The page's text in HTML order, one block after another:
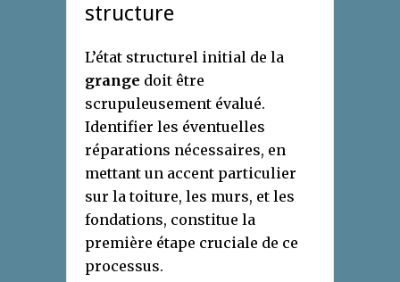
structure
L’état structurel initial de la
grange doit être
scrupuleusement évalué.
Identifier les éventuelles
réparations nécessaires, en
mettant un accent particulier
sur la toiture, les murs, et les
fondations, constitue la
première étape cruciale de ce
processus.